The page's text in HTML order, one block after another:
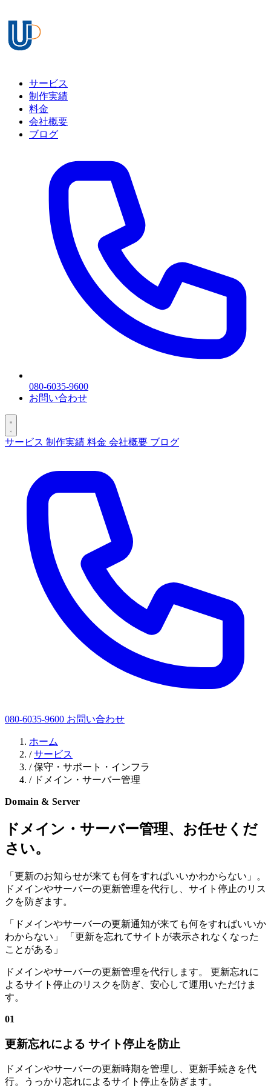
サービス
制作実績
料金
会社概要
ブログ
080-6035-9600
お問い合わせ
サービス 制作実績 料金 会社概要 ブログ
080-6035-9600 お問い合わせ
ホーム
/ サービス
/ 保守・サポート・インフラ
/ ドメイン・サーバー管理
Domain & Server
ドメイン・サーバー管理、お任せくだ
さい。
「更新のお知らせが来ても何をすればいいかわからない」。
ドメインやサーバーの更新管理を代行し、サイト停止のリス
クを防ぎます。
「ドメインやサーバーの更新通知が来ても何をすればいいか
わからない」
「更新を忘れてサイトが表示されなくなった
ことがある」
ドメインやサーバーの更新管理を代行します。 更新忘れに
よるサイト停止のリスクを防ぎ、安心して運用いただけま
す。
01
更新忘れによる サイト停止を防止
ドメインやサーバーの更新時期を管理し、更新手続きを代
行。うっかり忘れによるサイト停止を防ぎます。